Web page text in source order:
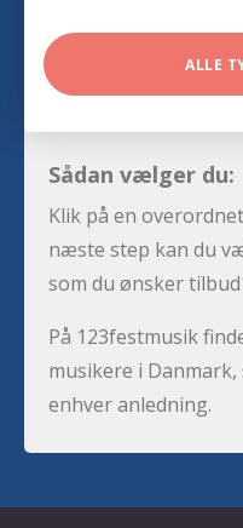
ALLE
Sådan vælger du:
Klik på en
næste step kan du
som du ønsker
På 123festmusik
musikere i
enhver anledning.